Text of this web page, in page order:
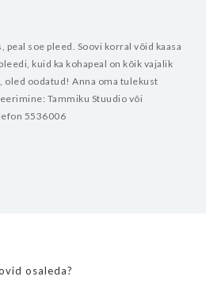
soe pleed. Soovi korral võid kaasa
kuid ka kohapeal on kõik vajalik
oled oodatud! Anna oma tulekust
Tammiku Stuudio või
5536006
osaleda?